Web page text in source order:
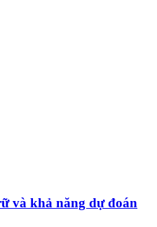
và khả năng dự đoán